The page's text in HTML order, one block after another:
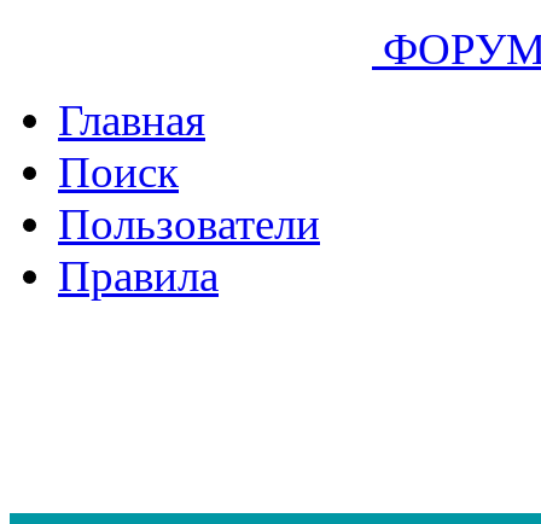
Главная
Поиск
Пользователи
Правила